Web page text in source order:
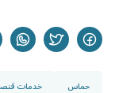
حماس خدمات